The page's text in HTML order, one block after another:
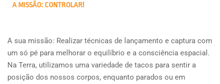
A MISSÃO: CONTROLAR!
A sua missão: Realizar técnicas de lançamento e captura com
um só pé para melhorar o equilíbrio e a consciência espacial.
Na Terra, utilizamos uma variedade de tacos para sentir a
posição dos nossos corpos, enquanto parados ou em